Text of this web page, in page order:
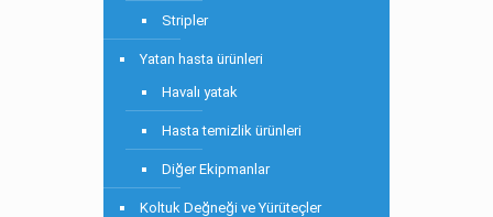
Stripler
Yatan hasta ürünleri
Havalı yatak
Hasta temizlik ürünleri
Diğer Ekipmanlar
Koltuk Değneği ve Yürüteçler